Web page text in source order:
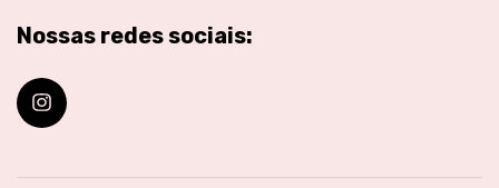
Nossas redes sociais: